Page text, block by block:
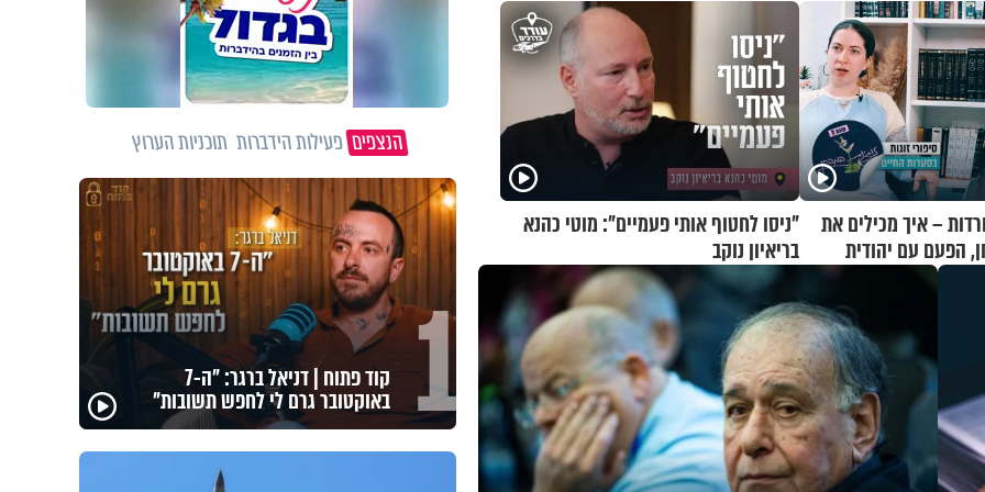
– איך מכילים את
הפעם עם יהודית
"ניסו לחטוף אותי פעמיים": מוטי כהנא
בריאיון נוקב
הנצפיםפעילות הידברות תוכניות הערוץ
1 לזיווגים, שלום בית וישועות: המשדר
העולמי של ט"ו באב